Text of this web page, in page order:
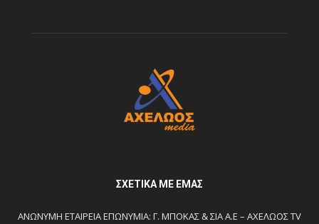
ΣΧΕΤΙΚΆ ΜΕ ΕΜΆΣ
ΑΝΩΝΥΜΗ ΕΤΑΙΡΕΙΑ ΕΠΩΝΥΜΙΑ: Γ. ΜΠΟΚΑΣ & ΣΙΑ Α.Ε – ΑΧΕΛΩΟΣ TV